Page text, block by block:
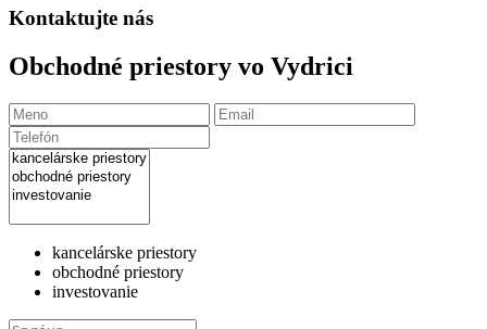
Kontaktujte nás
Obchodné priestory vo Vydrici
kancelárske priestory
obchodné priestory
investovanie